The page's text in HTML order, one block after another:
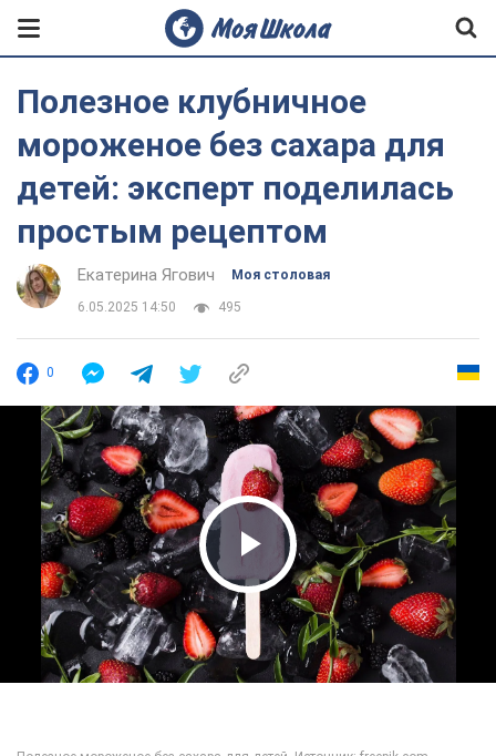
Полезное клубничное
мороженое без сахара для
детей: эксперт поделилась
простым рецептом
Екатерина Ягович Моя столовая
6.05.2025 14:50 495
0
Play Video